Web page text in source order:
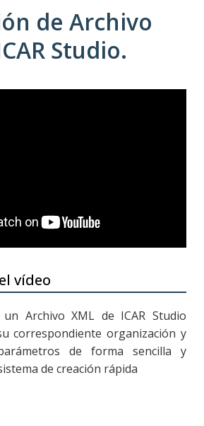
de Archivo
Studio.
vídeo
Archivo XML de ICAR Studio
correspondiente organización y
de forma sencilla y
de creación rápida